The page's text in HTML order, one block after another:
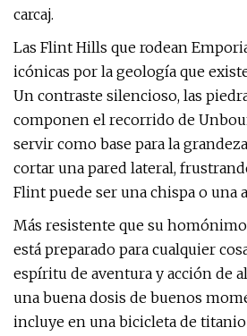
carcaj.
Las Flint Hills que rodean
icónicas por la geología que
Un contraste silencioso, las
componen el recorrido de
servir como base para la
cortar una pared lateral,
Flint puede ser una chispa o una
Más resistente que su
está preparado para cualquier
espíritu de aventura y acción de
una buena dosis de buenos
incluye en una bicicleta de